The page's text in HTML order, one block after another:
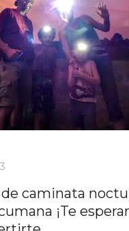
caminata
¡Te